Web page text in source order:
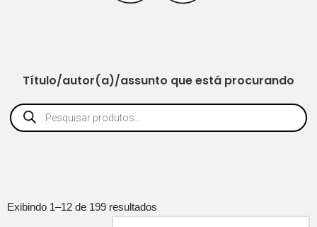
Título/autor(a)/assunto que está procurando
Exibindo 1–12 de 199 resultados